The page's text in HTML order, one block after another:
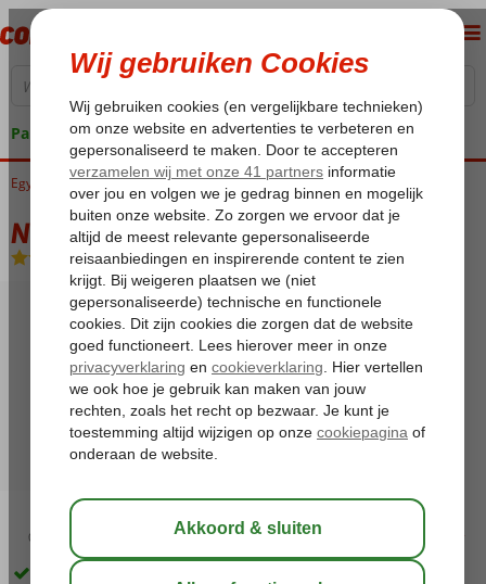
Pakketgarantie
Home
Egypte Rode Zee Hurghada Hurghada-Stad Nubia Aqua Beach Resort
Nubia Aqua Beach Resort
All Inclusive- Hotel
04:50 aug 34°C
Gelegen aan het strand